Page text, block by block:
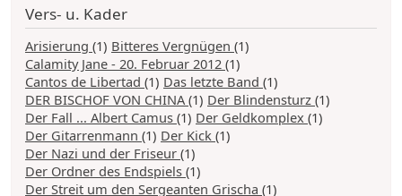
Vers- u. Kader
Arisierung (1) Bitteres Vergnügen (1)
Calamity Jane - 20. Februar 2012 (1)
Cantos de Libertad (1) Das letzte Band (1)
DER BISCHOF VON CHINA (1) Der Blindensturz (1)
Der Fall ... Albert Camus (1) Der Geldkomplex (1)
Der Gitarrenmann (1) Der Kick (1)
Der Nazi und der Friseur (1)
Der Ordner des Endspiels (1)
Der Streit um den Sergeanten Grischa (1)